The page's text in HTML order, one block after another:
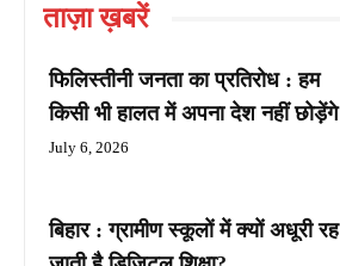
ताज़ा ख़बरें
फिलिस्तीनी जनता का प्रतिरोध : हम
किसी भी हालत में अपना देश नहीं छोड़ेंगे
July 6, 2026
बिहार : ग्रामीण स्कूलों में क्यों अधूरी रह